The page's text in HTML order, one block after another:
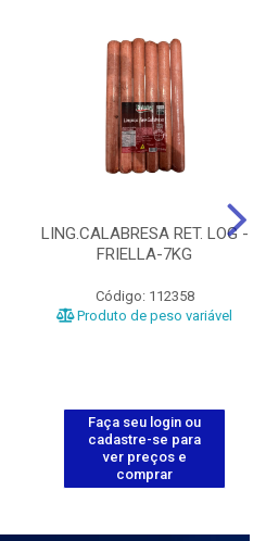
LING.CALABRESA RET. LOG -
FRIELLA-7KG
Código: 112358
Produto de peso variável
Faça seu login ou
cadastre-se para
ver preços e
comprar